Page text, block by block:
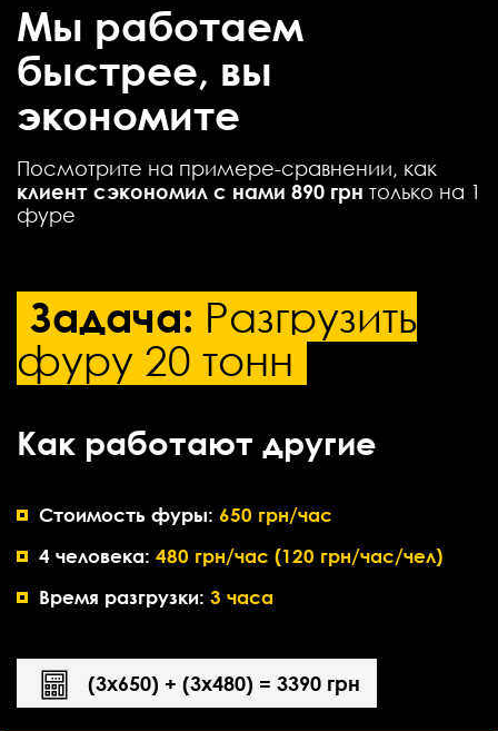
Мы работаем
быстрее, вы
экономите
Посмотрите на примере-сравнении, как
клиент сэкономил с нами 890 грн только на 1
фуре
Задача: Разгрузить
фуру 20 тонн
Как работают другие
Стоимость фуры: 650 грн/час
4 человека: 480 грн/час (120 грн/час/чел)
Время разгрузки: 3 часа
(3х650) + (3х480) = 3390 грн